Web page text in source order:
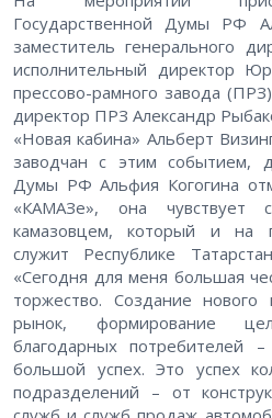
Государственной Думы РФ
заместитель генерального
исполнительный директор
прессово-рамного завода
директор ПРЗ Александр
«Новая кабина» Альберт
заводчан с этим событием,
Думы РФ Альфия Когогина
«КАМАЗе», она чувствует
камазовцем, который и на
служит Республике
«Сегодня для меня большая
торжество. Создание
рынок, формирование
благодарных потребителей
большой успех. Это успех
подразделений – от